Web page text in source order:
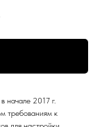
начале 2017 г.
требованиям к